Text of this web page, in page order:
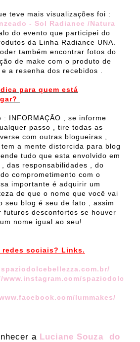
teve mais visualizações foi :
- Sol Radiance /Natura
do evento que participei do
da Linha Radiance UNA.
também encontrar fotos do
de make com o produto de
a resenha dos recebidos .
para quem está
: INFORMAÇÃO , se informe
passo , tire todas as
com outras blogueiras ,
a mente distorcida para blog
tudo que esta envolvido em
das responsabilidades , do
comprometimento com o
importante é adquirir um
de que o nome que você vai
seu blog é seu de fato , assim
futuros desconfortos se houver
nome igual ao seu!
sociais? Links.
www.instagram.com/spaziodolc
lummakes/
a Luciane Souza
do